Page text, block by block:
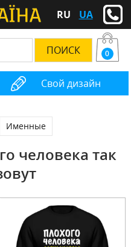
RU UA
Свой дизайн
0
Именные
человека так